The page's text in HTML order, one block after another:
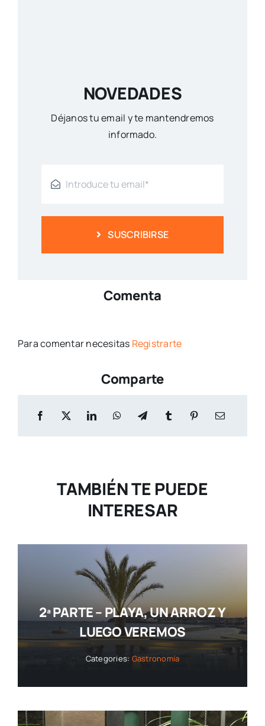
NOVEDADES
Déjanos tu email y te mantendremos
informado.
SUSCRIBIRSE
Comenta
Para comentar necesitas Registrarte
Comparte
TAMBIÉN TE PUEDE
INTERESAR
2ª PARTE – PLAYA, UN ARROZ Y
LUEGO VEREMOS
Categories: Gastronomía